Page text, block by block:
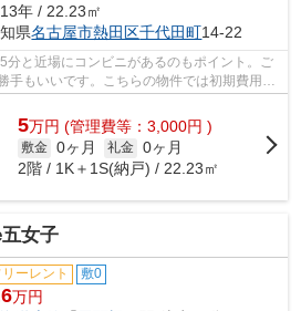
年 / 22.23㎡
県名古屋市熱田区千代田町14-22
分と近場にコンビニがあるのもポイント。ご
手もいいです。こちらの物件では初期費用を
。こち...
5万円 (管理費等：3,000円 )
敷金 0ヶ月 礼金 0ヶ月
2階 / 1K＋1S(納戸) / 22.23㎡
女子
リーレント 敷0
万円